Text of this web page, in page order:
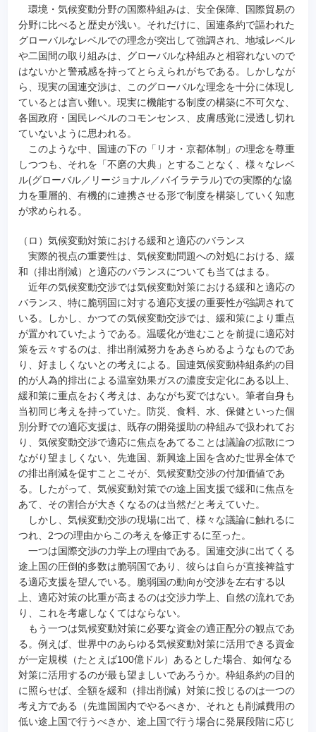
環境・気候変動分野の国際枠組みは、安全保障、国際貿易の
分野に比べると歴史が浅い。それだけに、国連条約で謳われた
グローバルなレベルでの理念が突出して強調され、地域レベル
や二国間の取り組みは、グローバルな枠組みと相容れないので
はないかと警戒感を持ってとらえられがちである。しかしなが
ら、現実の国連交渉は、このグローバルな理念を十分に体現し
ているとは言い難い。現実に機能する制度の構築に不可欠な、
各国政府・国民レベルのコモンセンス、皮膚感覚に浸透し切れ
ていないように思われる。
このような中、国連の下の「リオ・京都体制」の理念を尊重
しつつも、それを「不磨の大典」とすることなく、様々なレベ
ル(グローバル／リージョナル／バイラテラル)での実際的な協
力を重層的、有機的に連携させる形で制度を構築していく知恵
が求められる。
（ロ）気候変動対策における緩和と適応のバランス
実際的視点の重要性は、気候変動問題への対処における、緩
和（排出削減）と適応のバランスについても当てはまる。
近年の気候変動交渉では気候変動対策における緩和と適応の
バランス、特に脆弱国に対する適応支援の重要性が強調されて
いる。しかし、かつての気候変動交渉では、緩和策により重点
が置かれていたようである。温暖化が進むことを前提に適応対
策を云々するのは、排出削減努力をあきらめるようなものであ
り、好ましくないとの考えによる。国連気候変動枠組条約の目
的が人為的排出による温室効果ガスの濃度安定化にある以上、
緩和策に重点をおく考えは、あながち変ではない。筆者自身も
当初同じ考えを持っていた。防災、食料、水、保健といった個
別分野での適応支援は、既存の開発援助の枠組みで扱われてお
り、気候変動交渉で適応に焦点をあてることは議論の拡散につ
ながり望ましくない、先進国、新興途上国を含めた世界全体で
の排出削減を促すことこそが、気候変動交渉の付加価値であ
る。したがって、気候変動対策での途上国支援で緩和に焦点を
あて、その割合が大きくなるのは当然だと考えていた。
しかし、気候変動交渉の現場に出て、様々な議論に触れるに
つれ、2つの理由からこの考えを修正するに至った。
一つは国際交渉の力学上の理由である。国連交渉に出てくる
途上国の圧倒的多数は脆弱国であり、彼らは自らが直接裨益す
る適応支援を望んでいる。脆弱国の動向が交渉を左右する以
上、適応対策の比重が高まるのは交渉力学上、自然の流れであ
り、これを考慮しなくてはならない。
もう一つは気候変動対策に必要な資金の適正配分の観点であ
る。例えば、世界中のあらゆる気候変動対策に活用できる資金
が一定規模（たとえば100億ドル）あるとした場合、如何なる
対策に活用するのが最も望ましいであろうか。枠組条約の目的
に照らせば、全額を緩和（排出削減）対策に投じるのは一つの
考え方である（先進国国内でやるべきか、それとも削減費用の
低い途上国で行うべきか、途上国で行う場合に発展段階に応じ